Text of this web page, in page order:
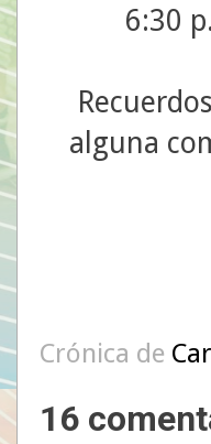
6:30
alguna
Crónica de
16